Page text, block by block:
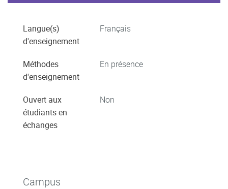
Langue(s)
d'enseignement
Français
Méthodes
d'enseignement
En présence
Ouvert aux
étudiants en
échanges
Non
Campus